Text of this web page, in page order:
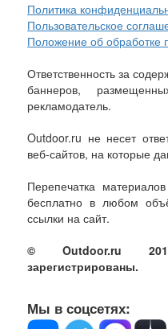
Политика
Пользовательское
Положение об обработке
Ответственность за
баннеров,
рекламодатель.
Outdoor.ru не несет
веб-сайтов, на которые
Перепечатка
бесплатно в любом
ссылки на сайт.
© Outdoor.ru
зарегистрированы.
Мы в соцсетях: